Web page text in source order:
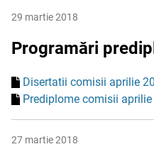
29 martie 2018
Programări
Disertatii comisii aprilie
Prediplome comisii
27 martie 2018